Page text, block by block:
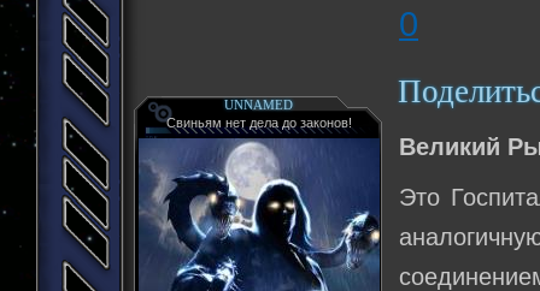
0
UNNAMED
Свиньям нет дела до законов!
Великий
Это